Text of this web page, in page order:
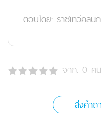
ตอบโดย: ราชเทวีคลินิก
จาก: 0 คน
ส่งคำ